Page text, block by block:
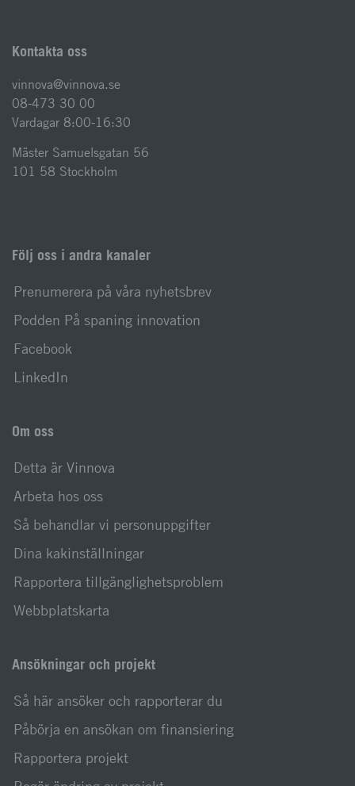
Kontakta oss
vinnova@vinnova.se
08-473 30 00
Vardagar 8:00-16:30
Mäster Samuelsgatan 56
101 58 Stockholm
Följ oss i andra kanaler
Prenumerera på våra nyhetsbrev
Podden På spaning innovation
Facebook
LinkedIn
Om oss
Detta är Vinnova
Arbeta hos oss
Så behandlar vi personuppgifter
Dina kakinställningar
Rapportera tillgänglighetsproblem
Webbplatskarta
Ansökningar och projekt
Så här ansöker och rapporterar du
Påbörja en ansökan om finansiering
Rapportera projekt